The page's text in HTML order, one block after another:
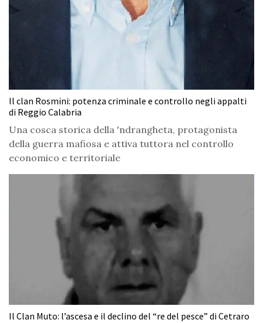
Il clan Rosmini: potenza criminale e controllo negli appalti
di Reggio Calabria
Una cosca storica della 'ndrangheta, protagonista
della guerra mafiosa e attiva tuttora nel controllo
economico e territoriale
Il Clan Muto: l’ascesa e il declino del “re del pesce” di Cetraro